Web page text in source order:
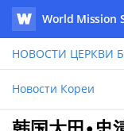
WATV
World Mission
НОВОСТИ ЦЕРКВИ
Новости Кореи